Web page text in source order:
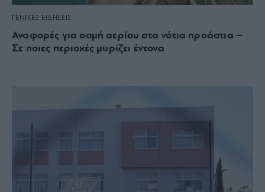
ΓΕΝΙΚΕΣ ΕΙΔΗΣΕΙΣ
Αναφορές για οσμή αερίου στα νότια προάστια –
Σε ποιες περιοχές μυρίζει έντονα